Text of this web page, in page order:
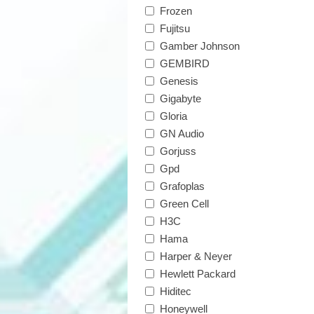
Frozen
Fujitsu
Gamber Johnson
GEMBIRD
Genesis
Gigabyte
Gloria
GN Audio
Gorjuss
Gpd
Grafoplas
Green Cell
H3C
Hama
Harper & Neyer
Hewlett Packard
Hiditec
Honeywell